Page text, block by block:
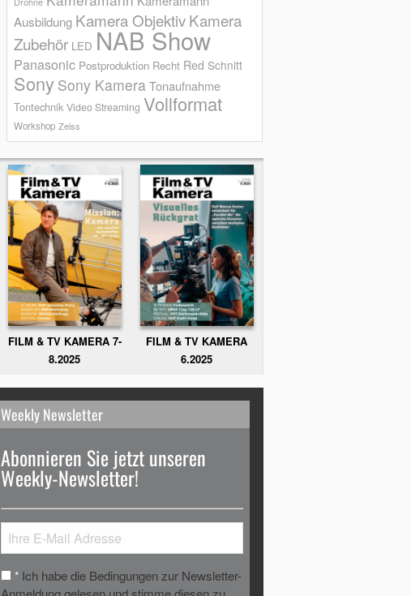
Ausbildung Kamera ObjektivKamera
Zubehör LED NAB Show
Panasonic Postproduktion Recht Red Schnitt
Sony Sony KameraTonaufnahme
Tontechnik Video Streaming Vollformat
Workshop Zeiss
FILM & TV KAMERA 7-
8.2025
FILM & TV KAMERA
6.2025
Weekly Newsletter
Abonnieren Sie jetzt unseren
Weekly-Newsletter!
* Ich habe die Bedingungen zur Newsletter-